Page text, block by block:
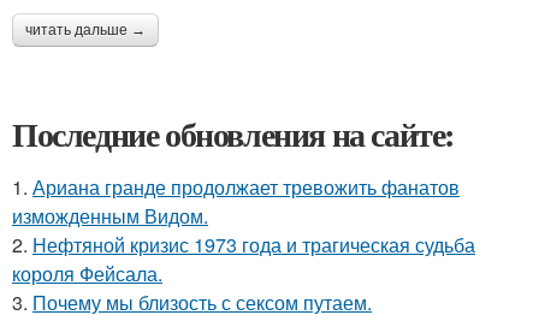
читать дальше →
Последние обновления на сайте:
1. Ариана гранде продолжает тревожить фанатов
изможденным Видом.
2. Нефтяной кризис 1973 года и трагическая судьба
короля Фейсала.
3. Почему мы близость с сексом путаем.